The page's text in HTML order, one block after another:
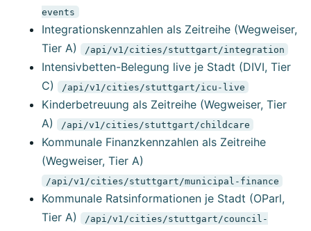
events
Integrationskennzahlen als Zeitreihe (Wegweiser,
Tier A)
/api/v1/cities/stuttgart/integration
Intensivbetten-Belegung live je Stadt (DIVI, Tier
C)
/api/v1/cities/stuttgart/icu-live
Kinderbetreuung als Zeitreihe (Wegweiser, Tier
A)
/api/v1/cities/stuttgart/childcare
Kommunale Finanzkennzahlen als Zeitreihe
(Wegweiser, Tier A)
/api/v1/cities/stuttgart/municipal-finance
Kommunale Ratsinformationen je Stadt (OParl,
Tier A)
/api/v1/cities/stuttgart/council-